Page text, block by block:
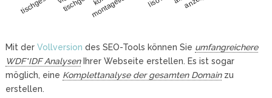
Mit der Vollversion des SEO-Tools können Sie umfangreichere
WDF*IDF AnalysenIhrer Webseite erstellen. Es ist sogar
möglich, eine Komplettanalyse der gesamten Domainzu
erstellen.